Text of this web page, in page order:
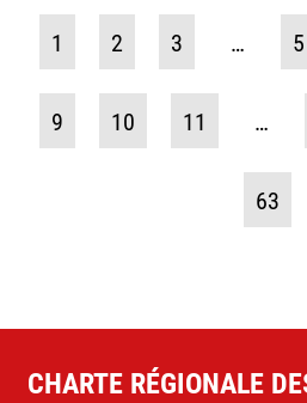
1 2 3 … 5
9 10 11 …
63
CHARTE RÉGIONALE